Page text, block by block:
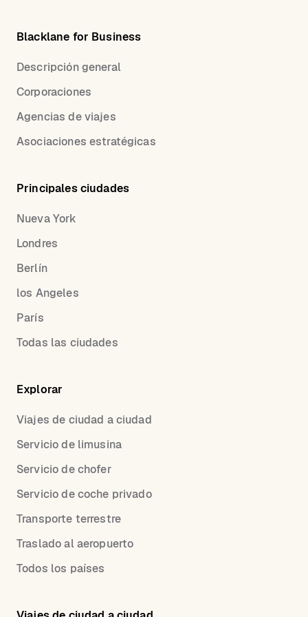
Blacklane for Business
Descripción general
Corporaciones
Agencias de viajes
Asociaciones estratégicas
Principales ciudades
Nueva York
Londres
Berlín
los Angeles
París
Todas las ciudades
Explorar
Viajes de ciudad a ciudad
Servicio de limusina
Servicio de chofer
Servicio de coche privado
Transporte terrestre
Traslado al aeropuerto
Todos los países